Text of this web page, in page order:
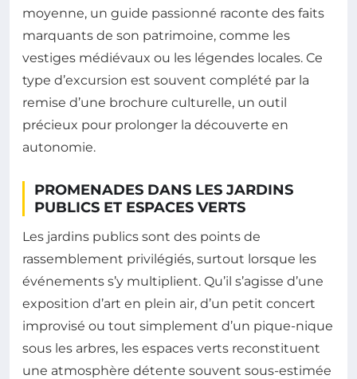
moyenne, un guide passionné raconte des faits
marquants de son patrimoine, comme les
vestiges médiévaux ou les légendes locales. Ce
type d’excursion est souvent complété par la
remise d’une brochure culturelle, un outil
précieux pour prolonger la découverte en
autonomie.
PROMENADES DANS LES JARDINS
PUBLICS ET ESPACES VERTS
Les jardins publics sont des points de
rassemblement privilégiés, surtout lorsque les
événements s’y multiplient. Qu’il s’agisse d’une
exposition d’art en plein air, d’un petit concert
improvisé ou tout simplement d’un pique-nique
sous les arbres, les espaces verts reconstituent
une atmosphère détente souvent sous-estimée